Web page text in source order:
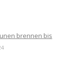
brennen bis